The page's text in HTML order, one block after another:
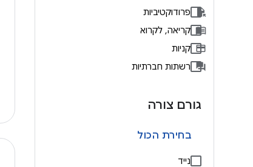
פרודוקטיביות
קריאה, לקרוא
קניות
רשתות חברתיות
גורם צורה
בחירת הכול
נייד